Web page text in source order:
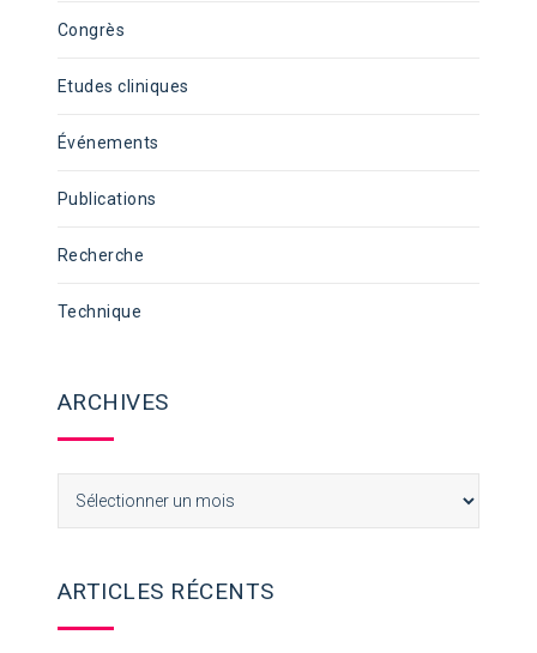
Congrès
Etudes cliniques
Événements
Publications
Recherche
Technique
ARCHIVES
ARTICLES RÉCENTS